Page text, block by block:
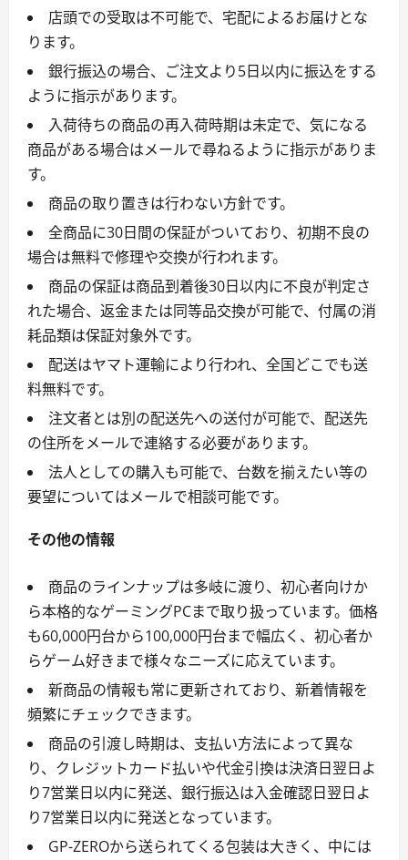
店頭での受取は不可能で、宅配によるお届けとな
ります。
銀行振込の場合、ご注文より5日以内に振込をする
ように指示があります。
入荷待ちの商品の再入荷時期は未定で、気になる
商品がある場合はメールで尋ねるように指示がありま
す。
商品の取り置きは行わない方針です。
全商品に30日間の保証がついており、初期不良の
場合は無料で修理や交換が行われます。
商品の保証は商品到着後30日以内に不良が判定さ
れた場合、返金または同等品交換が可能で、付属の消
耗品類は保証対象外です。
配送はヤマト運輸により行われ、全国どこでも送
料無料です。
注文者とは別の配送先への送付が可能で、配送先
の住所をメールで連絡する必要があります。
法人としての購入も可能で、台数を揃えたい等の
要望についてはメールで相談可能です。
その他の情報
商品のラインナップは多岐に渡り、初心者向けか
ら本格的なゲーミングPCまで取り扱っています。価格
も60,000円台から100,000円台まで幅広く、初心者か
らゲーム好きまで様々なニーズに応えています。
新商品の情報も常に更新されており、新着情報を
頻繁にチェックできます。
商品の引渡し時期は、支払い方法によって異な
り、クレジットカード払いや代金引換は決済日翌日よ
り7営業日以内に発送、銀行振込は入金確認日翌日よ
り7営業日以内に発送となっています。
GP-ZEROから送られてくる包装は大きく、中には